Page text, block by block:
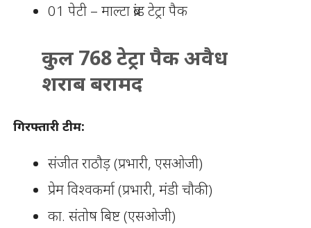
01 पेटी – माल्टा ब्रांड टेट्रा पैक
कुल 768 टेट्रा पैक अवैध
शराब बरामद
गिरफ्तारी टीम:
संजीत राठौड़ (प्रभारी, एसओजी)
प्रेम विश्वकर्मा (प्रभारी, मंडी चौकी)
का. संतोष बिष्ट (एसओजी)